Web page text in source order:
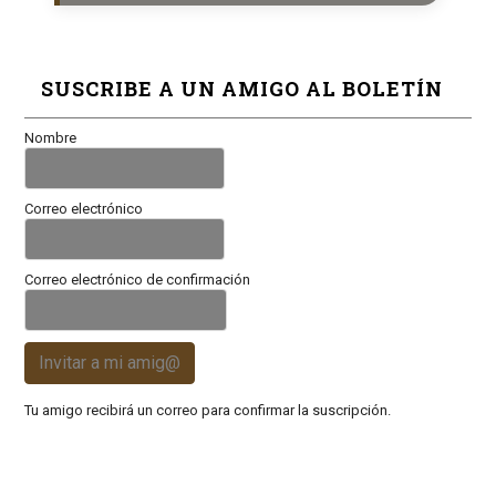
SUSCRIBE A UN AMIGO AL BOLETÍN
Nombre
Correo electrónico
Correo electrónico de confirmación
Invitar a mi amig@
Tu amigo recibirá un correo para confirmar la suscripción.